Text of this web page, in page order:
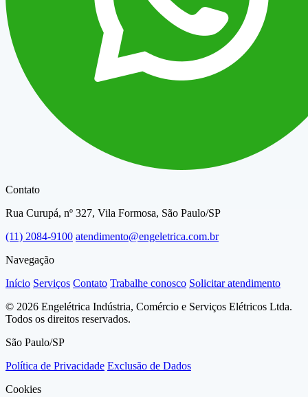
Contato
Rua Curupá, nº 327, Vila Formosa, São Paulo/SP
(11) 2084-9100 atendimento@engeletrica.com.br
Navegação
Início Serviços Contato Trabalhe conosco Solicitar atendimento
© 2026 Engelétrica Indústria, Comércio e Serviços Elétricos Ltda.
Todos os direitos reservados.
São Paulo/SP
Política de Privacidade Exclusão de Dados
Cookies